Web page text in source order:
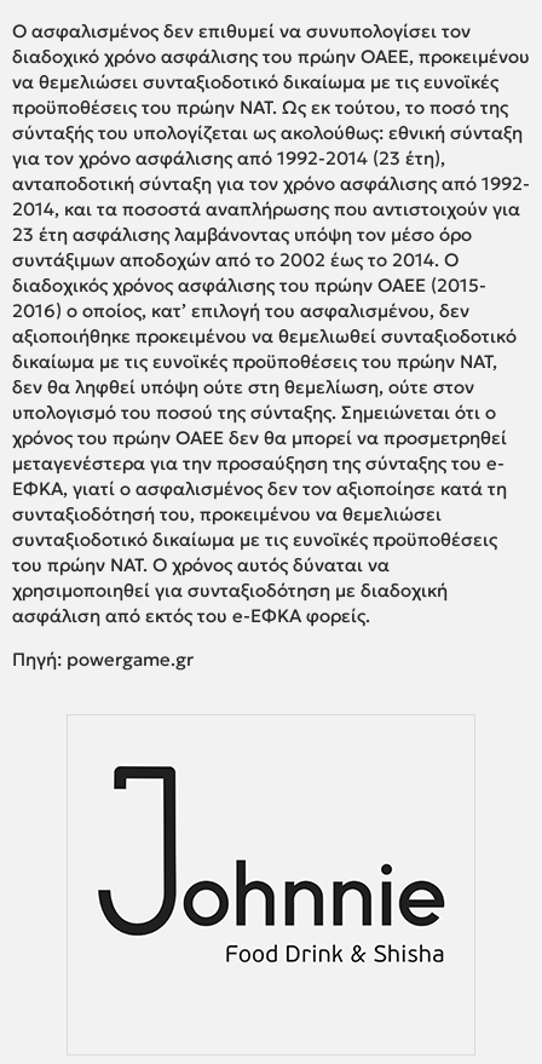
Ο ασφαλισμένος δεν επιθυμεί να συνυπολογίσει τον
διαδοχικό χρόνο ασφάλισης του πρώην ΟΑΕΕ, προκειμένου
να θεμελιώσει συνταξιοδοτικό δικαίωμα με τις ευνοϊκές
προϋποθέσεις του πρώην ΝΑΤ. Ως εκ τούτου, το ποσό της
σύνταξής του υπολογίζεται ως ακολούθως: εθνική σύνταξη
για τον χρόνο ασφάλισης από 1992-2014 (23 έτη),
ανταποδοτική σύνταξη για τον χρόνο ασφάλισης από 1992-
2014, και τα ποσοστά αναπλήρωσης που αντιστοιχούν για
23 έτη ασφάλισης λαμβάνοντας υπόψη τον μέσο όρο
συντάξιμων αποδοχών από το 2002 έως το 2014. Ο
διαδοχικός χρόνος ασφάλισης του πρώην ΟΑΕΕ (2015-
2016) ο οποίος, κατ’ επιλογή του ασφαλισμένου, δεν
αξιοποιήθηκε προκειμένου να θεμελιωθεί συνταξιοδοτικό
δικαίωμα με τις ευνοϊκές προϋποθέσεις του πρώην ΝΑΤ,
δεν θα ληφθεί υπόψη ούτε στη θεμελίωση, ούτε στον
υπολογισμό του ποσού της σύνταξης. Σημειώνεται ότι ο
χρόνος του πρώην ΟΑΕΕ δεν θα μπορεί να προσμετρηθεί
μεταγενέστερα για την προσαύξηση της σύνταξης του e-
ΕΦΚΑ, γιατί ο ασφαλισμένος δεν τον αξιοποίησε κατά τη
συνταξιοδότησή του, προκειμένου να θεμελιώσει
συνταξιοδοτικό δικαίωμα με τις ευνοϊκές προϋποθέσεις
του πρώην ΝΑΤ. Ο χρόνος αυτός δύναται να
χρησιμοποιηθεί για συνταξιοδότηση με διαδοχική
ασφάλιση από εκτός του e-ΕΦΚΑ φορείς.
Πηγή: powergame.gr